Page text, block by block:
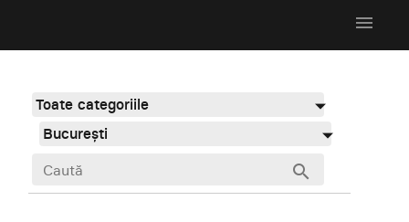
menu
Toate categoriile
București
search